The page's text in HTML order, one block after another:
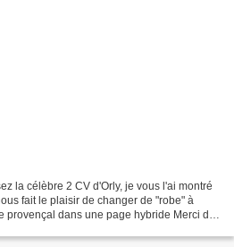
la célèbre 2 CV d'Orly, je vous l'ai montré
fait le plaisir de changer de "robe" à
provençal dans une page hybride Merci de